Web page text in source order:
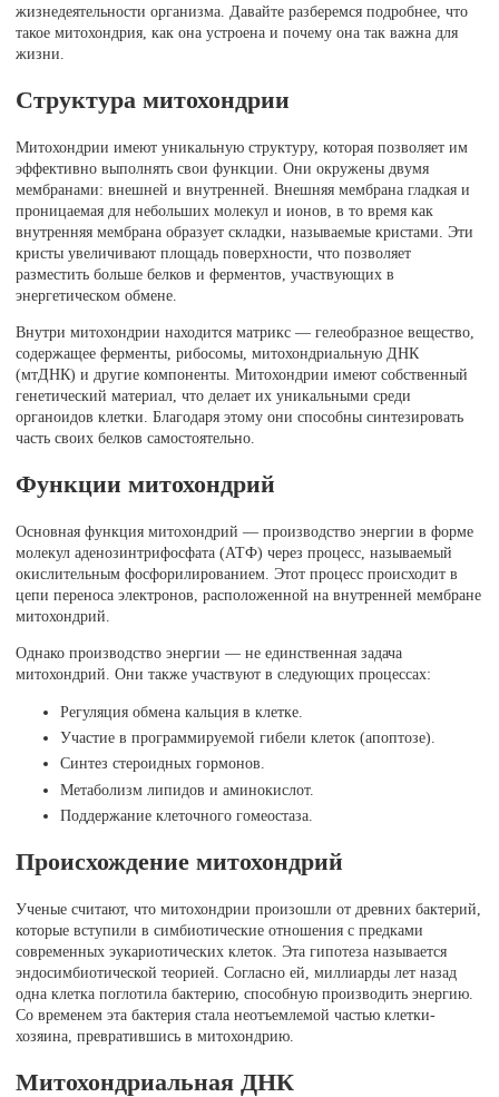
жизнедеятельности организма. Давайте разберемся подробнее, что
такое митохондрия, как она устроена и почему она так важна для
жизни.
Структура митохондрии
Митохондрии имеют уникальную структуру, которая позволяет им
эффективно выполнять свои функции. Они окружены двумя
мембранами: внешней и внутренней. Внешняя мембрана гладкая и
проницаемая для небольших молекул и ионов, в то время как
внутренняя мембрана образует складки, называемые кристами. Эти
кристы увеличивают площадь поверхности, что позволяет
разместить больше белков и ферментов, участвующих в
энергетическом обмене.
Внутри митохондрии находится матрикс — гелеобразное вещество,
содержащее ферменты, рибосомы, митохондриальную ДНК
(мтДНК) и другие компоненты. Митохондрии имеют собственный
генетический материал, что делает их уникальными среди
органоидов клетки. Благодаря этому они способны синтезировать
часть своих белков самостоятельно.
Функции митохондрий
Основная функция митохондрий — производство энергии в форме
молекул аденозинтрифосфата (АТФ) через процесс, называемый
окислительным фосфорилированием. Этот процесс происходит в
цепи переноса электронов, расположенной на внутренней мембране
митохондрий.
Однако производство энергии — не единственная задача
митохондрий. Они также участвуют в следующих процессах:
Регуляция обмена кальция в клетке.
Участие в программируемой гибели клеток (апоптозе).
Синтез стероидных гормонов.
Метаболизм липидов и аминокислот.
Поддержание клеточного гомеостаза.
Происхождение митохондрий
Ученые считают, что митохондрии произошли от древних бактерий,
которые вступили в симбиотические отношения с предками
современных эукариотических клеток. Эта гипотеза называется
эндосимбиотической теорией. Согласно ей, миллиарды лет назад
одна клетка поглотила бактерию, способную производить энергию.
Со временем эта бактерия стала неотъемлемой частью клетки-
хозяина, превратившись в митохондрию.
Митохондриальная ДНК